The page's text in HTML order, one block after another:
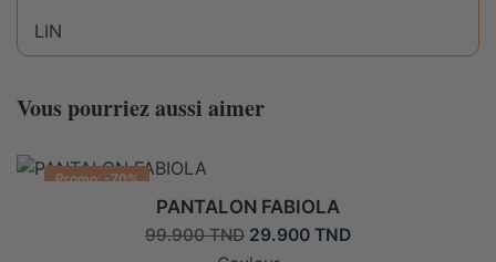
LIN
Composition 30%LIN 70% VISCOSE
Conseils d'entretien pour ce produit :
Ne pas sécher en machine
Lavable en machine max 30°C fragile
Vous pourriez aussi aimer
Promo: -70%
PANTALON FABIOLA
99.900TND Le
29.900 TNDLe